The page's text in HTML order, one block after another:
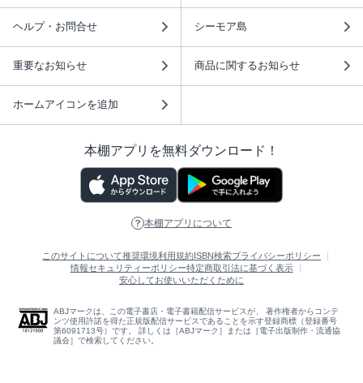
ヘルプ・お問合せ シーモア島
重要なお知らせ 商品に関するお知らせ
ホームアイコンを追加
本棚アプリを無料ダウンロード！
本棚アプリについて
このサイトについて推奨環境利用規約 ISBN検索プライバシーポリシー
情報セキュリティーポリシー特定商取引法に基づく表示
安心してお使いいただくために
ABJマークは、この電子書店・電子書籍配信サービスが、 著作権者からコンテ
ンツ使用許諾を得た正規版配信サービスであることを示す登録商標（登録番号
第6091713号）です。 詳しくは［ABJマーク］または［電子出版制作・流通協
議会］で検索してください。